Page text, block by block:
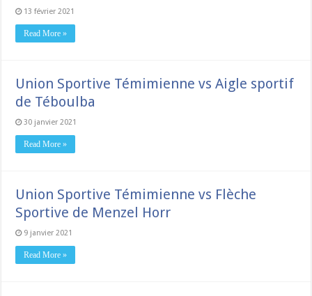
13 février 2021
Read More »
Union Sportive Témimienne vs Aigle sportif
de Téboulba
30 janvier 2021
Read More »
Union Sportive Témimienne vs Flèche
Sportive de Menzel Horr
9 janvier 2021
Read More »